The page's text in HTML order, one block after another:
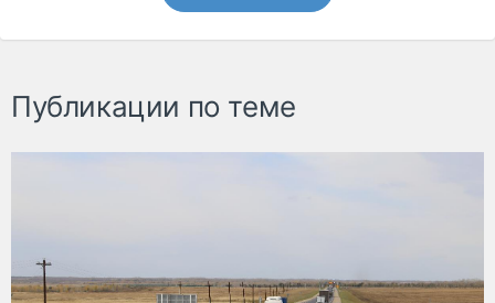
Публикации по теме